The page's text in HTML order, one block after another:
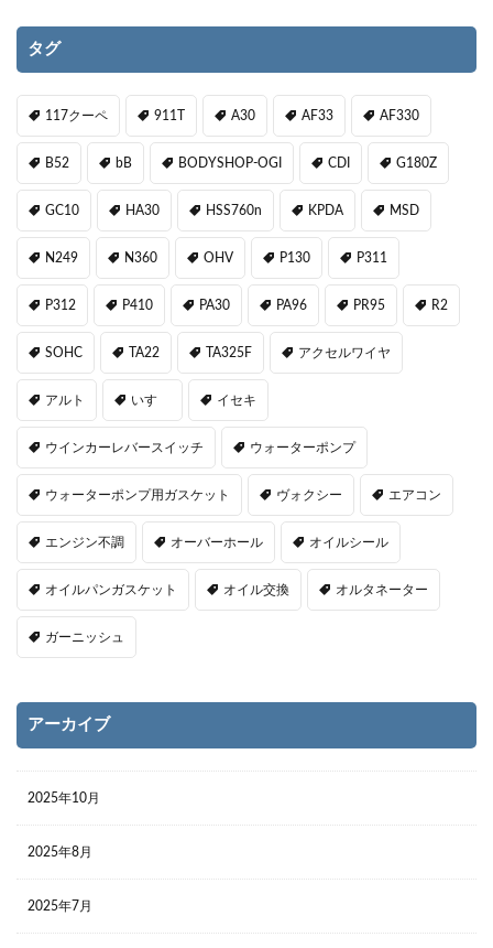
タグ
117クーペ 911T A30 AF33 AF330
B52 bB BODYSHOP-OGI CDI G180Z
GC10 HA30 HSS760n KPDA MSD
N249 N360 OHV P130 P311
P312 P410 PA30 PA96 PR95 R2
SOHC TA22 TA325F アクセルワイヤ
アルト いすゞ イセキ
ウインカーレバースイッチ ウォーターポンプ
ウォーターポンプ用ガスケット ヴォクシー エアコン
エンジン不調 オーバーホール オイルシール
オイルパンガスケット オイル交換 オルタネーター
ガーニッシュ
アーカイブ
2025年10月
2025年8月
2025年7月